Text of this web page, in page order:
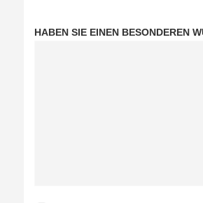
HABEN SIE EINEN BESONDEREN